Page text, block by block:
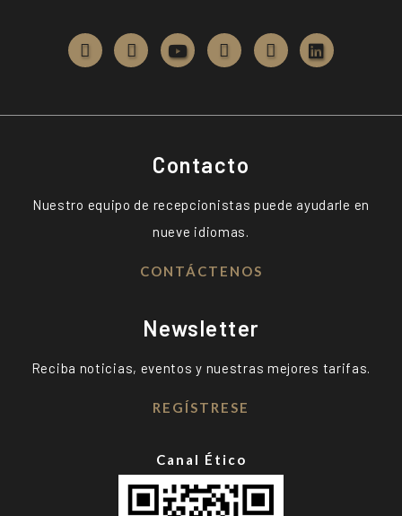
Contacto
Nuestro equipo de recepcionistas puede ayudarle en
nueve idiomas.
CONTÁCTENOS
Newsletter
Reciba noticias, eventos y nuestras mejores tarifas.
REGÍSTRESE
Canal Ético